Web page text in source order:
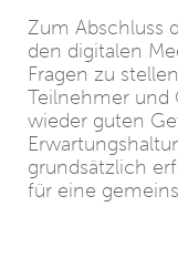
Zum Abschluss
den digitalen
Fragen zu
Teilnehmer und
wieder guten
grundsätzlich
für eine